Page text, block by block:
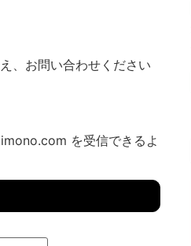
、お問い合わせください
を受信できるよ